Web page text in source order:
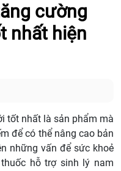
cường
nhất hiện
tốt nhất là sản phẩm mà
để có thể nâng cao bản
những vấn để sức khoẻ
hỗ trợ sinh lý nam